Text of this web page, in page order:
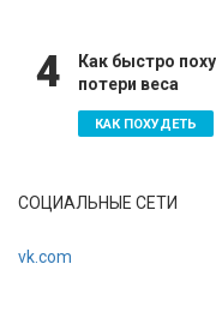
4
Как быстро
потери веса
КАК ПОХУДЕТЬ
СОЦИАЛЬНЫЕ СЕТИ
vk.com